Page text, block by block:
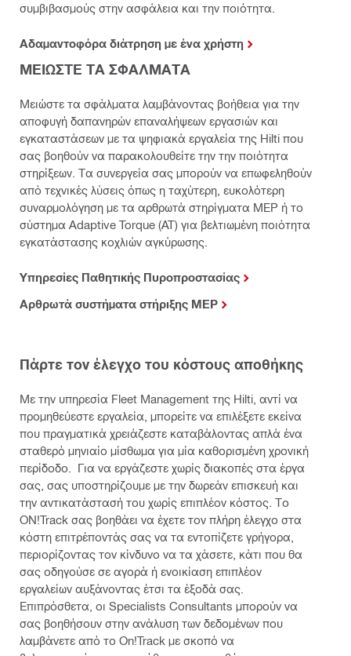
συμβιβασμούς στην ασφάλεια και την ποιότητα.
Αδαμαντοφόρα διάτρηση με ένα χρήστη
ΜΕΙΩΣΤΕ ΤΑ ΣΦΑΛΜΑΤΑ
Μειώστε τα σφάλματα λαμβάνοντας βοήθεια για την
αποφυγή δαπανηρών επαναλήψεων εργασιών και
εγκαταστάσεων με τα ψηφιακά εργαλεία της Hilti που
σας βοηθούν να παρακολουθείτε την την ποιότητα
στηρίξεων. Τα συνεργεία σας μπορούν να επωφεληθούν
από τεχνικές λύσεις όπως η ταχύτερη, ευκολότερη
συναρμολόγηση με τα αρθρωτά στηρίγματα MEP ή το
σύστημα Adaptive Torque (AT) για βελτιωμένη ποιότητα
εγκατάστασης κοχλιών αγκύρωσης.
Υπηρεσίες Παθητικής Πυροπροστασίας
Αρθρωτά συστήματα στήριξης MEP
Πάρτε τον έλεγχο του κόστους αποθήκης
Με την υπηρεσία Fleet Management της Hilti, αντί να
προμηθεύεστε εργαλεία, μπορείτε να επιλέξετε εκείνα
που πραγματικά χρειάζεστε καταβάλοντας απλά ένα
σταθερό μηνιαίο μίσθωμα για μία καθορισμένη χρονική
περίδοδο. Για να εργάζεστε χωρίς διακοπές στα έργα
σας, σας υποστηρίζουμε με την δωρεάν επισκευή και
την αντικατάστασή του χωρίς επιπλέον κόστος. Το
ON!Track σας βοηθάει να έχετε τον πλήρη έλεγχο στα
κόστη επιτρέποντάς σας να τα εντοπίζετε γρήγορα,
περιορίζοντας τον κίνδυνο να τα χάσετε, κάτι που θα
σας οδηγούσε σε αγορά ή ενοικίαση επιπλέον
εργαλείων αυξάνοντας έτσι τα έξοδά σας.
Επιπρόσθετα, οι Specialists Consultants μπορούν να
σας βοηθήσουν στην ανάλυση των δεδομένων που
λαμβάνετε από το On!Track με σκοπό να